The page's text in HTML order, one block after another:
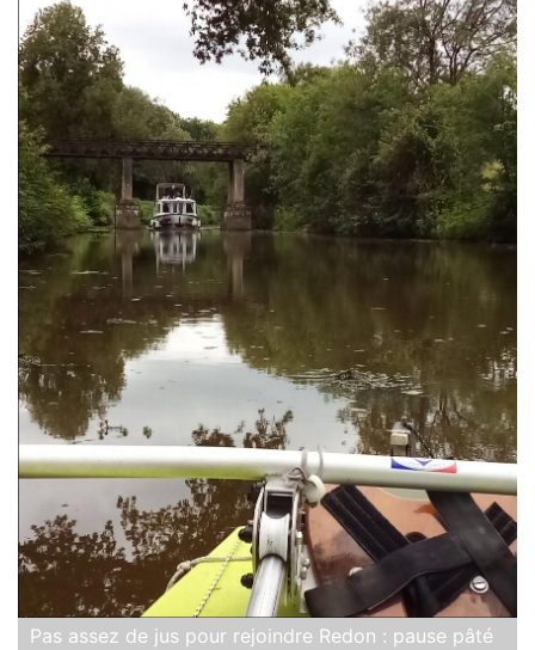
Pas assez de jus pour rejoindre Redon : pause pâté